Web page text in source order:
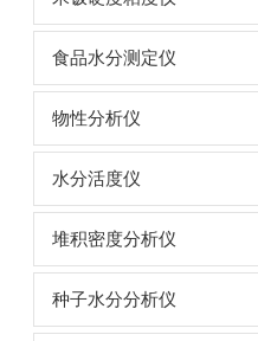
食品水分测定仪
物性分析仪
水分活度仪
堆积密度分析仪
种子水分分析仪